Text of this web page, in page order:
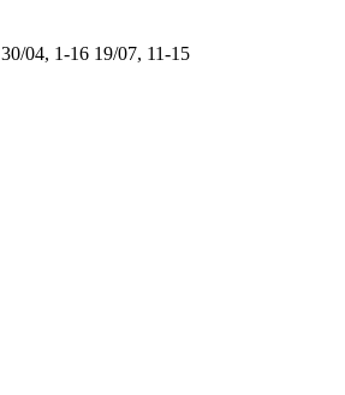
30/04, 1-16 19/07, 11-15